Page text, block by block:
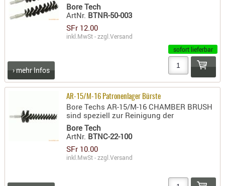
Bore Tech
ArtNr. BTNR-50-003
SFr 12.00
inkl.MwSt - zzgl.Versand
sofort lieferbar
› mehr Infos
AR-15/M-16 Patronenlager Bürste
Bore Techs AR-15/M-16 CHAMBER BRUSH
sind speziell zur Reinigung der
Bore Tech
ArtNr. BTNC-22-100
SFr 10.00
inkl.MwSt - zzgl.Versand